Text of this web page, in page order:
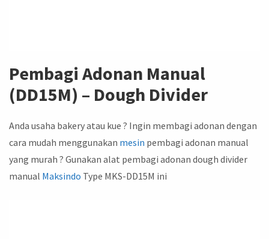
Pembagi Adonan Manual
(DD15M) – Dough Divider
Anda usaha bakery atau kue ? Ingin membagi adonan dengan
cara mudah menggunakan mesin pembagi adonan manual
yang murah ? Gunakan alat pembagi adonan dough divider
manual Maksindo Type MKS-DD15M ini